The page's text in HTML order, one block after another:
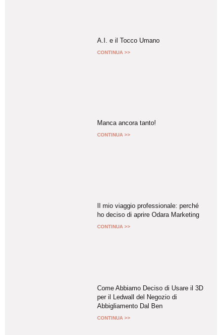
A.I. e il Tocco Umano
CONTINUA >>
Manca ancora tanto!
CONTINUA >>
Il mio viaggio professionale: perché
ho deciso di aprire Odara Marketing
CONTINUA >>
Come Abbiamo Deciso di Usare il 3D
per il Ledwall del Negozio di
Abbigliamento Dal Ben
CONTINUA >>